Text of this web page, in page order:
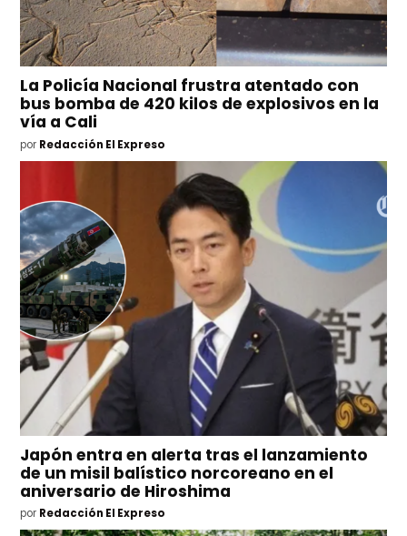
La Policía Nacional frustra atentado con
bus bomba de 420 kilos de explosivos en la
vía a Cali
por Redacción El Expreso
Japón entra en alerta tras el lanzamiento
de un misil balístico norcoreano en el
aniversario de Hiroshima
por Redacción El Expreso